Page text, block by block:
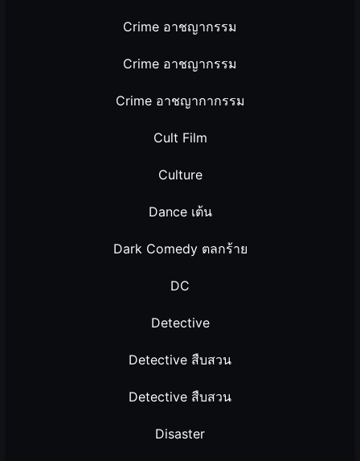
Crime อาชญากรรม
Crime อาชญากรรม
Crime อาชญากากรรม
Cult Film
Culture
Dance เต้น
Dark Comedy ตลกร้าย
DC
Detective
Detective สืบสวน
Detective สืบสวน
Disaster